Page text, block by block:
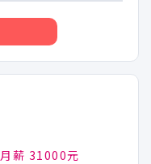
月薪 31000元